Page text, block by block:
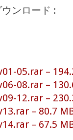
ンロード :
05.rar –
08.rar –
12.rar –
– 80.7
– 67.5